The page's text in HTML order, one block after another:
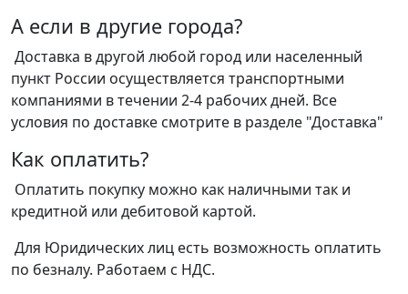
А если в другие города?
Доставка в другой любой город или населенный
пункт России осуществляется транспортными
компаниями в течении 2-4 рабочих дней. Все
условия по доставке смотрите в разделе "Доставка"
Как оплатить?
Оплатить покупку можно как наличными так и
кредитной или дебитовой картой.
Для Юридических лиц есть возможность оплатить
по безналу. Работаем с НДС.